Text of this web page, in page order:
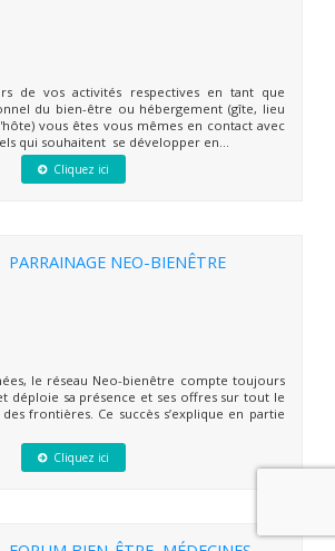
de vos activités respectives en tant que
du bien-être ou hébergement (gîte, lieu
vous êtes vous mêmes en contact avec
qui souhaitent se développer en...
Cliquez ici
PARRAINAGE NEO-BIENÊTRE
le réseau Neo-bienêtre compte toujours
déploie sa présence et ses offres sur tout le
frontières. Ce succès s’explique en partie
Cliquez ici